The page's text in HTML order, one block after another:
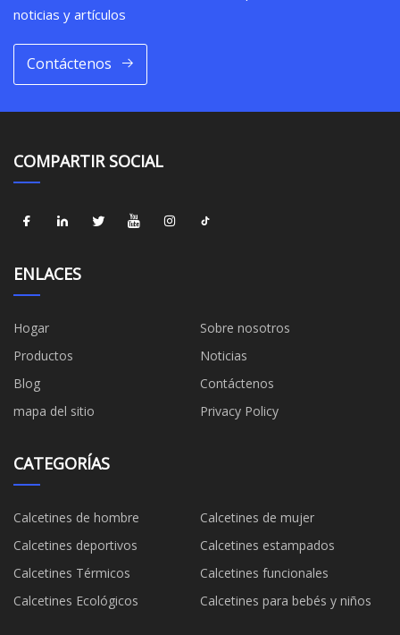
noticias y artículos
Contáctenos
COMPARTIR SOCIAL
ENLACES
Hogar
Sobre nosotros
Productos
Noticias
Blog
Contáctenos
mapa del sitio
Privacy Policy
CATEGORÍAS
Calcetines de hombre
Calcetines de mujer
Calcetines deportivos
Calcetines estampados
Calcetines Térmicos
Calcetines funcionales
Calcetines Ecológicos
Calcetines para bebés y niños